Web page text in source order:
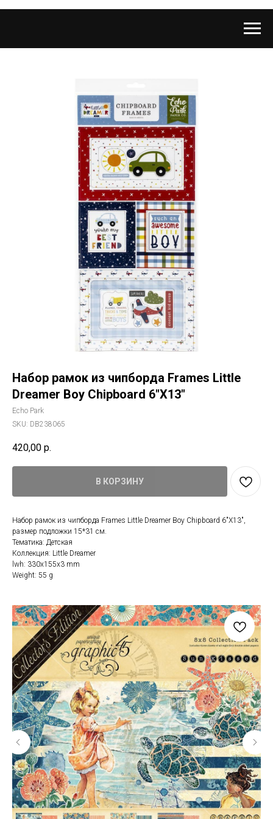
Набор рамок из чипборда Frames Little
Dreamer Boy Chipboard 6"X13"
Echo Park
SKU: DB238065
420,00 р.
В КОРЗИНУ
Набор рамок из чипборда Frames Little Dreamer Boy Chipboard 6"X13",
размер подложки 15*31 см.
Тематика: Детская
Коллекция: Little Dreamer
lwh: 330x155x3 mm
Weight: 55 g